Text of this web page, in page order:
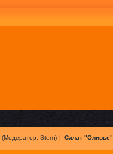
(Модератор: Stern) | Салат "Оливье"